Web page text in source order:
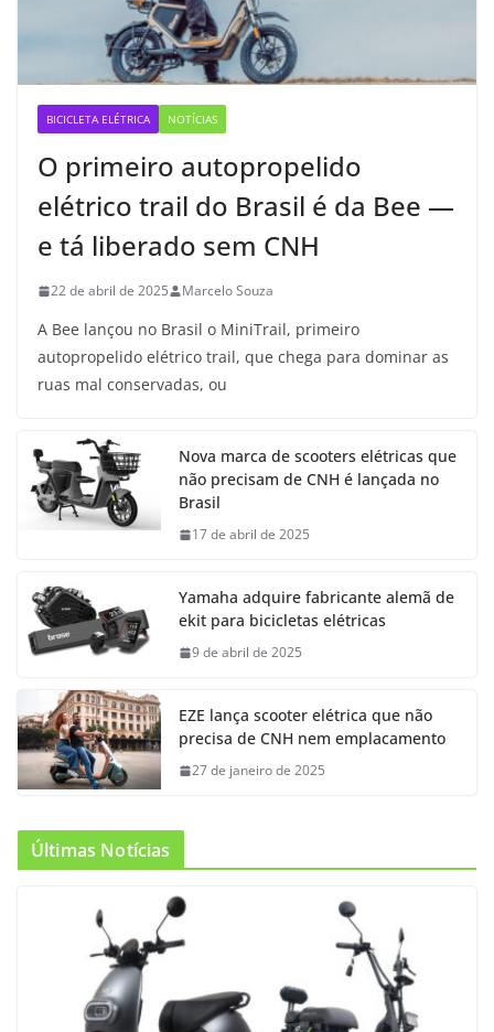
BICICLETA ELÉTRICA NOTÍCIAS
O primeiro autopropelido
elétrico trail do Brasil é da Bee —
e tá liberado sem CNH
22 de abril de 2025 Marcelo Souza
A Bee lançou no Brasil o MiniTrail, primeiro
autopropelido elétrico trail, que chega para dominar as
ruas mal conservadas, ou
Nova marca de scooters elétricas que
não precisam de CNH é lançada no
Brasil
17 de abril de 2025
Yamaha adquire fabricante alemã de
ekit para bicicletas elétricas
9 de abril de 2025
EZE lança scooter elétrica que não
precisa de CNH nem emplacamento
27 de janeiro de 2025
Últimas Notícias